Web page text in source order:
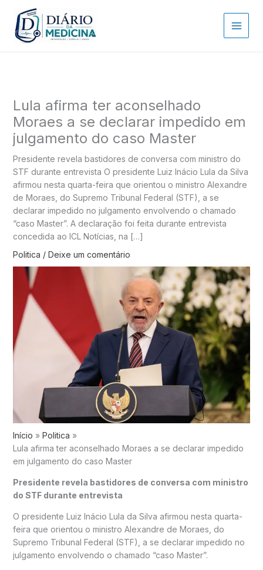
para
conteúdo
Lula afirma ter aconselhado
Moraes a se declarar impedido em
julgamento do caso Master
Presidente revela bastidores de conversa com ministro do
STF durante entrevista O presidente Luiz Inácio Lula da Silva
afirmou nesta quarta-feira que orientou o ministro Alexandre
de Moraes, do Supremo Tribunal Federal (STF), a se
declarar impedido no julgamento envolvendo o chamado
“caso Master”. A declaração foi feita durante entrevista
concedida ao ICL Notícias, na […]
Politica / Deixe um comentário
Início
Politica
Lula afirma ter aconselhado Moraes a se declarar impedido
em julgamento do caso Master
Presidente revela bastidores de conversa com ministro
do STF durante entrevista
O presidente Luiz Inácio Lula da Silva afirmou nesta quarta-
feira que orientou o ministro Alexandre de Moraes , do
Supremo Tribunal Federal (STF), a se declarar impedido no
julgamento envolvendo o chamado “caso Master”.